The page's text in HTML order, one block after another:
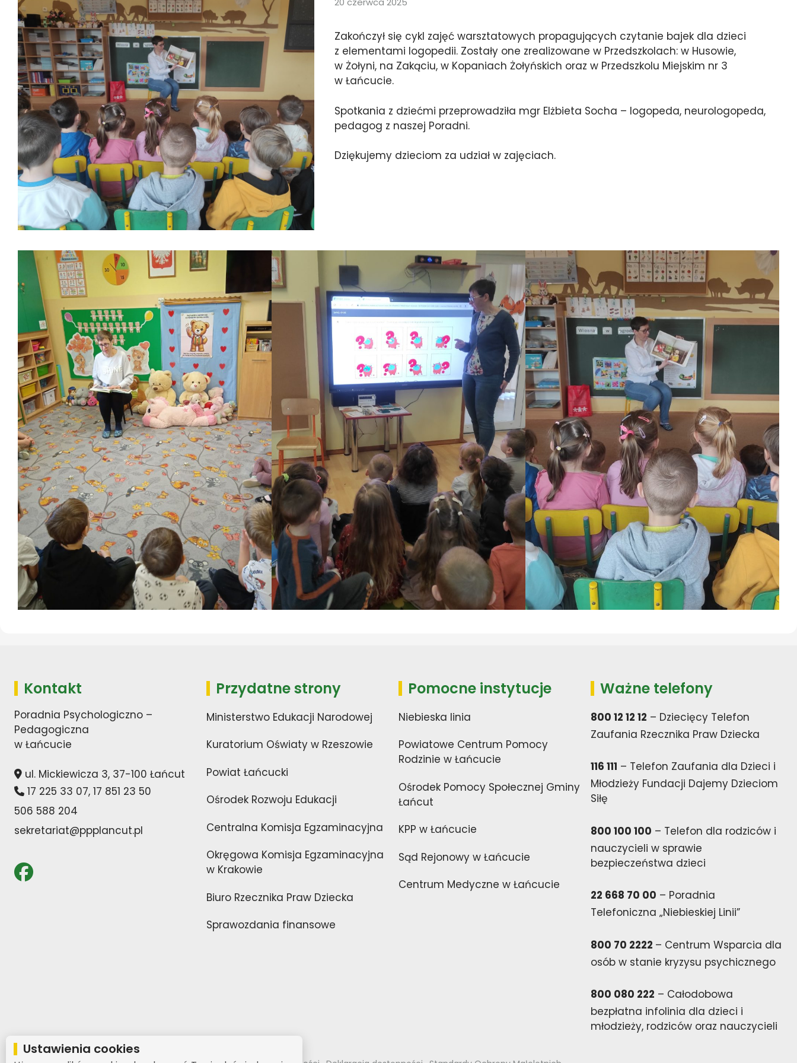
Zakończył się cykl zajęć warsztatowych propagujących czytanie bajek dla dzieci
z elementami logopedii. Zostały one zrealizowane w Przedszkolach: w Husowie,
w Żołyni, na Zakąciu, w Kopaniach Żołyńskich oraz w Przedszkolu Miejskim nr 3
w Łańcucie.
Spotkania z dziećmi przeprowadziła mgr Elżbieta Socha – logopeda, neurologopeda,
pedagog z naszej Poradni.
Dziękujemy dzieciom za udział w zajęciach.
Kontakt
Poradnia Psychologiczno –
Pedagogiczna
w Łańcucie
ul. Mickiewicza 3, 37-100 Łańcut
17 225 33 07, 17 851 23 50
506 588 204
sekretariat@ppplancut.pl
Przydatne strony
Ministerstwo Edukacji Narodowej
Kuratorium Oświaty w Rzeszowie
Powiat Łańcucki
Ośrodek Rozwoju Edukacji
Centralna Komisja Egzaminacyjna
Okręgowa Komisja Egzaminacyjna
w Krakowie
Biuro Rzecznika Praw Dziecka
Sprawozdania finansowe
Pomocne instytucje
Niebieska linia
Powiatowe Centrum Pomocy
Rodzinie w Łańcucie
Ośrodek Pomocy Społecznej Gminy
Łańcut
KPP w Łańcucie
Sąd Rejonowy w Łańcucie
Centrum Medyczne w Łańcucie
Ważne telefony
800 12 12 12 – Dziecięcy Telefon
Zaufania Rzecznika Praw Dziecka
116 111 – Telefon Zaufania dla Dzieci i
Młodzieży Fundacji Dajemy Dzieciom
Siłę
800 100 100 – Telefon dla rodziców i
nauczycieli w sprawie
bezpieczeństwa dzieci
22 668 70 00 – Poradnia
Telefoniczna „Niebieskiej Linii”
800 70 2222 – Centrum Wsparcia dla
osób w stanie kryzysu psychicznego
800 080 222 – Całodobowa
bezpłatna infolinia dla dzieci i
młodzieży, rodziców oraz nauczycieli
Ustawienia cookies